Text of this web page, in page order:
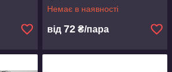
Немає в наявності
від 72 ₴/пара